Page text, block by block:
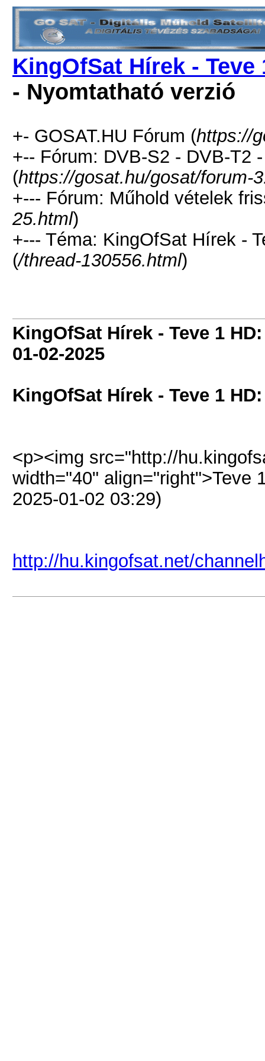
KingOfSat Hírek -
- Nyomtatható verzió
+- GOSAT.HU Fórum (https://
+-- Fórum: DVB-S2 - DVB-T2
(https://gosat.hu/gosat/forum-
+--- Fórum: Műhold vételek
25.html)
+--- Téma: KingOfSat Hírek -
(/thread-130556.html)
KingOfSat Hírek - Teve 1
01-02-2025
KingOfSat Hírek - Teve 1
<p><img src="http://
width="40" align="right">Teve
2025-01-02 03:29)
http://hu.kingofsat.net/